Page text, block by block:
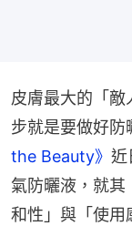
皮膚最大的「
步就是要做好防
the Beauty》 近
氣防曬液，就其
和性」與「使用